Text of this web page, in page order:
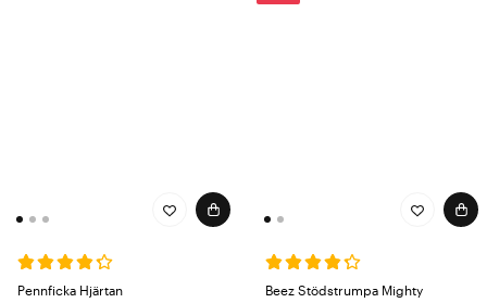
Pennficka Hjärtan
Beez Stödstrumpa Mighty